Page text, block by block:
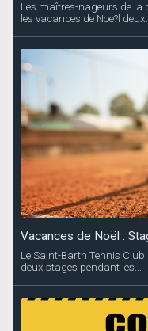
Les maîtres-nageurs de la
les vacances de Noe?l
Vacances de Noël :
Le Saint-Barth Tennis
deux stages pendant les...